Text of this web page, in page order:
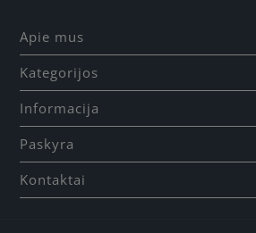
Apie mus
Kategorijos
Informacija
Paskyra
Kontaktai